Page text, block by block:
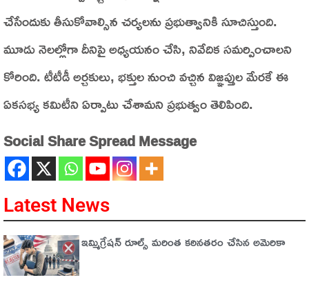
చేసేందుకు తీసుకోవాల్సిన చర్యలను ప్రభుత్వానికి సూచిస్తుంది.
మూడు నెలల్లోగా దీనిపై అధ్యయనం చేసి, నివేదిక సమర్పించాలని
కోరింది. టీటీడీ అర్చకులు, భక్తుల నుంచి వచ్చిన విజ్ఞప్తుల మేరకే ఈ
ఏకసభ్య కమిటీని ఏర్పాటు చేశామని ప్రభుత్వం తెలిపింది.
Social Share Spread Message
Latest News
ఇమ్మిగ్రేషన్‌ రూల్స్‌ మరింత కఠినతరం చేసిన అమెరికా